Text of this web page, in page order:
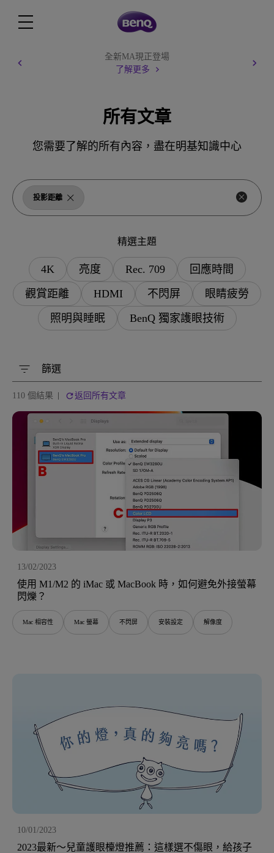
全新MA現正登場
了解更多
所有文章
您需要了解的所有內容，盡在明基知識中心
投影距離
精選主題
4K 亮度 Rec. 709
回應時間
觀賞距離
HDMI 不閃屏
眼睛疲勞
照明與睡眠
BenQ 獨家護眼技術
篩選
110 個結果 返回所有文章
13/02/2023
使用 M1/M2 的 iMac 或 MacBook 時，如何避免外接螢幕
閃爍？
Mac 相容性 Mac 螢幕 不閃屏 安裝設定 解像度
10/01/2023
2023最新～兒童護眼檯燈推薦：這樣選不傷眼，給孩子